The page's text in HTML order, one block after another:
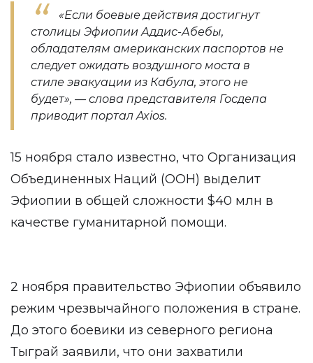
«Если боевые действия достигнут
столицы Эфиопии Аддис-Абебы,
обладателям американских паспортов не
следует ожидать воздушного моста в
стиле эвакуации из Кабула, этого не
будет», — слова представителя Госдепа
приводит портал Axios.
15 ноября стало известно, что Организация
Объединенных Наций (ООН) выделит
Эфиопии в общей сложности $40 млн в
качестве гуманитарной помощи.
2 ноября правительство Эфиопии объявило
режим чрезвычайного положения в стране.
До этого боевики из северного региона
Тыграй заявили, что они захватили